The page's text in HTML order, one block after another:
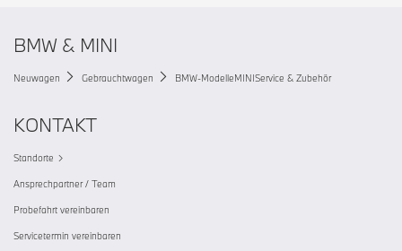
BMW & MINI
Neuwagen Gebrauchtwagen BMW-ModelleMINIService & Zubehör
KONTAKT
Standorte
Ansprechpartner / Team
Probefahrt vereinbaren
Servicetermin vereinbaren